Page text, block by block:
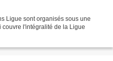
Ligue sont organisés sous une
l'intégralité de la Ligue